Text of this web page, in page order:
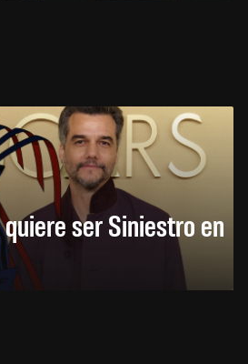
ser Siniestro en